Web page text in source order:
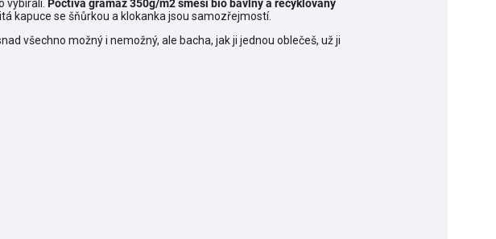
vybírali. Poctivá gramáž 350g/m2 směsi bio bavlny a recyklovaný
kapuce se šňůrkou a klokanka jsou samozřejmostí.
všechno možný i nemožný, ale bacha, jak ji jednou oblečeš, už ji